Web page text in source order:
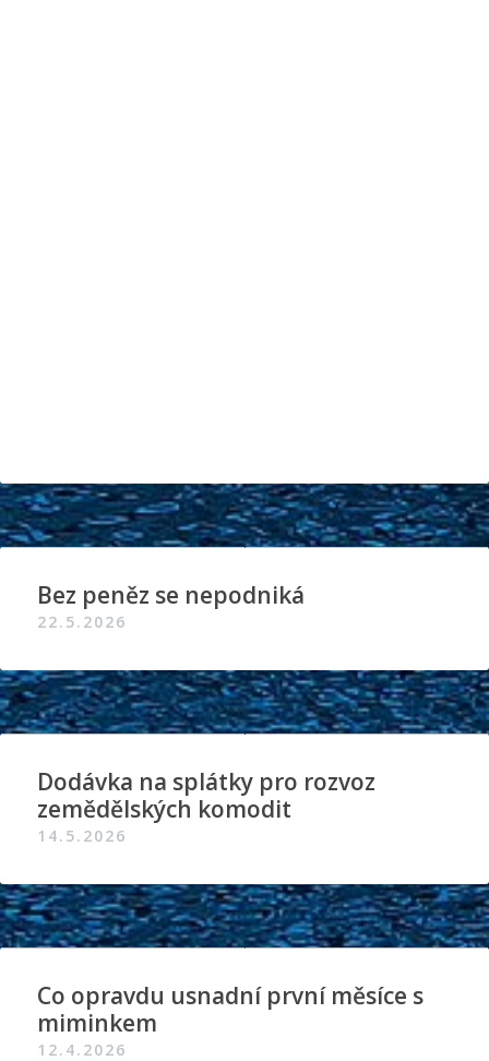
Bez peněz se nepodniká
22.5.2026
Dodávka na splátky pro rozvoz
zemědělských komodit
14.5.2026
Co opravdu usnadní první měsíce s
miminkem
12.4.2026